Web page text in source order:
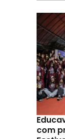
com